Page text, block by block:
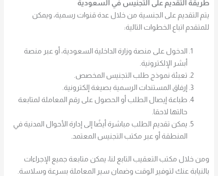
طريقة التقديم على التجنيس في السعودية
يتم التقديم على الجنسية من خلال عدة قنوات رسمية، ويمكن
للمتقدم اتباع الخطوات التالية:
الدخول على منصة وزارة الداخلية السعودية، أو عبر منصة
أبشر الإلكترونية.
تعبئة نموذج طلب التجنيس المخصص.
إرفاق المستندات الرسمية بصيغة إلكترونية.
طباعة إيصال الطلب أو الحصول على رقم المعاملة لمتابعة
حالتها لاحقا.
يمكن تقديم الطلب مباشرة أيضًا إلى إدارة الأحوال المدنية في
المنطقة أو عبر مكتب التجنيس المعتمد.
ومن خلال مكتب التعقيب التابع لنا، يمكن متابعة جميع الإجراءات
بالنيابة عنك لتوفير الوقت وضمان سير المعاملة بسرعة وسلاسة.